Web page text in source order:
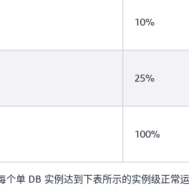
“不可
AZ DB
10%
25%
100%
单 DB 实例达到下表所示的实例级正常